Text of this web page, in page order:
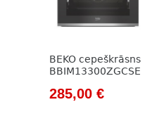
BEKO cepeškrāsns
BBIM13300ZGCSE
Original
285,00 €Current